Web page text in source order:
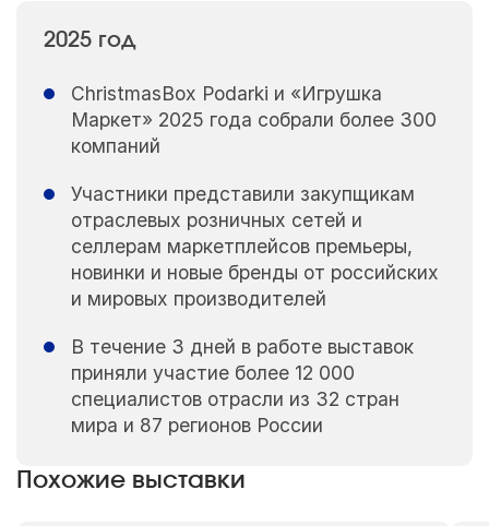
2025 год
ChristmasBox Podarki и «Игрушка
Маркет» 2025 года собрали более 300
компаний
Участники представили закупщикам
отраслевых розничных сетей и
селлерам маркетплейсов премьеры,
новинки и новые бренды от российских
и мировых производителей
В течение 3 дней в работе выставок
приняли участие более 12 000
специалистов отрасли из 32 стран
мира и 87 регионов России
Похожие выставки